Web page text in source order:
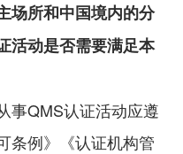
场所和中国境内的分
活动是否需要满足本
事QMS认证活动应遵
条例》《认证机构管